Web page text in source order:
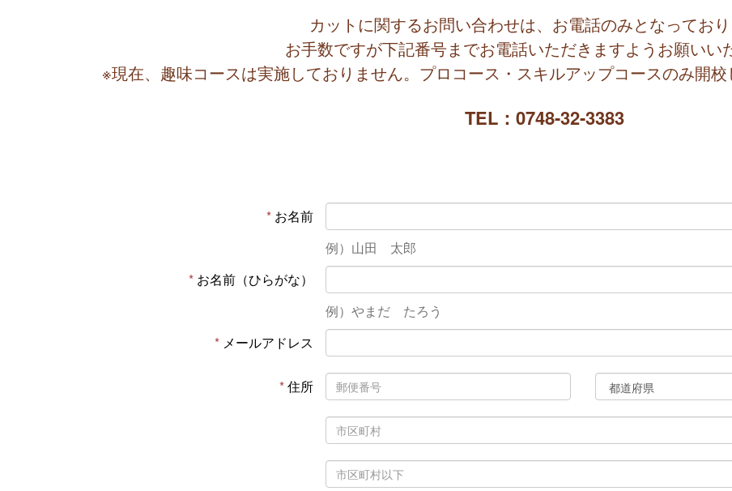
カットに関するお問い合わせは、お電話のみとなっており
お手数ですが下記番号までお電話いただきますようお願いい
※現在、趣味コースは実施しておりません。プロコース・スキルアップコースのみ開校
TEL：0748-32-3383
* お名前
例）山田 太郎
* お名前（ひらがな）
例）やまだ たろう
* メールアドレス
*住所